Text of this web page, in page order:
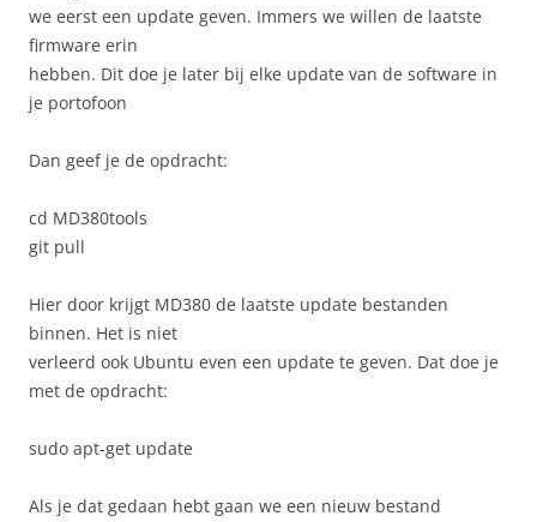
we eerst een update geven. Immers we willen de laatste
firmware erin
hebben. Dit doe je later bij elke update van de software in
je portofoon
Dan geef je de opdracht:
cd MD380tools
git pull
Hier door krijgt MD380 de laatste update bestanden
binnen. Het is niet
verleerd ook Ubuntu even een update te geven. Dat doe je
met de opdracht:
sudo apt-get update
Als je dat gedaan hebt gaan we een nieuw bestand